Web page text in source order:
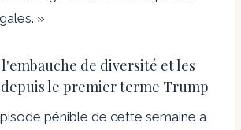
»
de diversité et les
le premier terme Trump
pénible de cette semaine a